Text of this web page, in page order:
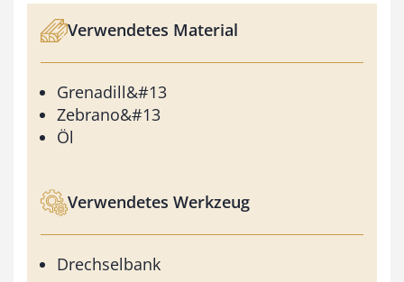
Verwendetes Material
Grenadill&#13
Zebrano&#13
Öl
Verwendetes Werkzeug
Drechselbank